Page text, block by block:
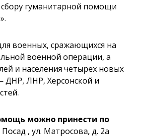
сбору гуманитарной помощи
военных, сражающихся на
военной операции, а
и населения четырех новых
ДНР, ЛНР, Херсонской и
можно принести по
, ул. Матросова, д. 2а